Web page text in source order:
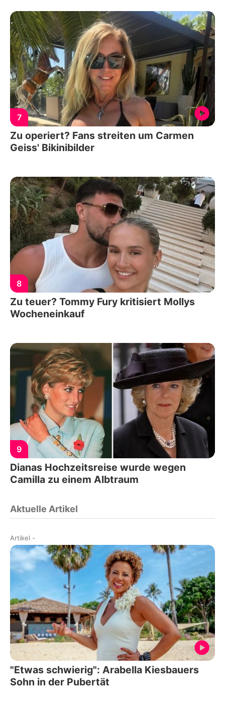
7
Zu operiert? Fans streiten um Carmen
Geiss' Bikinibilder
8
Zu teuer? Tommy Fury kritisiert Mollys
Wocheneinkauf
9
Dianas Hochzeitsreise wurde wegen
Camilla zu einem Albtraum
Aktuelle Artikel
Artikel -
"Etwas schwierig": Arabella Kiesbauers
Sohn in der Pubertät